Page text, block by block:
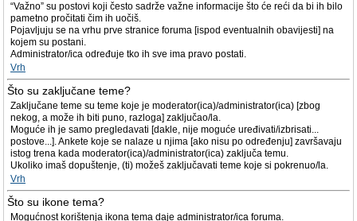
“Važno” su postovi koji često sadrže važne informacije što će reći da bi ih bilo
pametno pročitati čim ih uočiš.
Pojavljuju se na vrhu prve stranice foruma [ispod eventualnih obavijesti] na
kojem su postani.
Administrator/ica određuje tko ih sve ima pravo postati.
Vrh
Što su zaključane teme?
Zaključane teme su teme koje je moderator(ica)/administrator(ica) [zbog
nekog, a može ih biti puno, razloga] zaključao/la.
Moguće ih je samo pregledavati [dakle, nije moguće uređivati/izbrisati...
postove...]. Ankete koje se nalaze u njima [ako nisu po određenju] završavaju
istog trena kada moderator(ica)/administrator(ica) zaključa temu.
Ukoliko imaš dopuštenje, (ti) možeš zaključavati teme koje si pokrenuo/la.
Vrh
Što su ikone tema?
Mogućnost korištenja ikona tema daje administrator/ica foruma.